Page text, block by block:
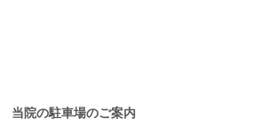
当院の駐車場のご案内